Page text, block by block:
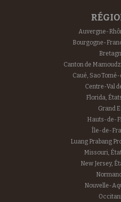
Auvergne-
Bourgogne-
Canton de
Caué, Sao
Centre-Val
Florida,
Grand
Hauts-de-
Île-de-
Luang Prabang
Missouri,
New Jersey,
Nouvelle-